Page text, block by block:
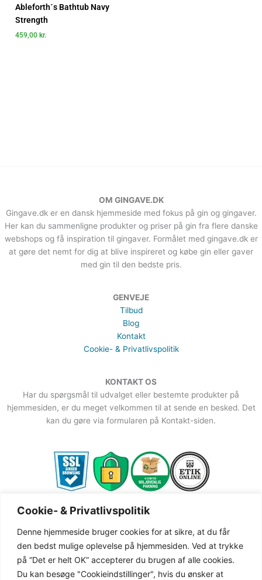
Cookie- & Privatlivspolitik
Denne hjemmeside bruger cookies for at sikre, at du får
den bedst mulige oplevelse på hjemmesiden. Ved at trykke
på “Det er helt OK” accepterer du brugen af alle cookies.
Du kan besøge "Cookieindstillinger", hvis du ønsker at
Ableforth´s Bathtub Navy
Strength
459,00kr.
OM GINGAVE.DK
Gingave.dk er en dansk hjemmeside med fokus på gin og gingaver.
Her kan du sammenligne produkter og priser på gin fra flere danske
webshops og få inspiration til gingaver. Formålet med gingave.dk er
at gøre det nemt for dig at blive inspireret og købe gin eller gaver
med gin til den bedste pris.
GENVEJE
Tilbud
Blog
Kontakt
Cookie- & Privatlivspolitik
KONTAKT OS
Har du spørgsmål til udvalget eller bestemte produkter på
hjemmesiden, er du meget velkommen til at sende en besked. Det
kan du gøre via formularen på Kontakt-siden.
Copyright © 2019-2026 Gingave | CVR: 38387162
(gingave.dk er ejet af Secher Communication)